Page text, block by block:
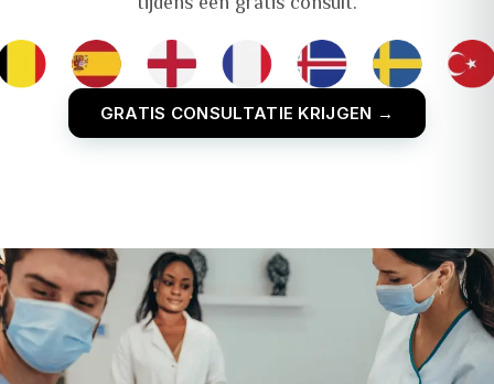
GRATIS CONSULTATIE KRIJGEN →